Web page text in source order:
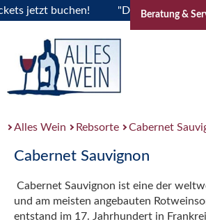
jetzt buchen! "Das Sommerfest
Beratung &
Alles Wein Rebsorte Cabernet
Cabernet Sauvignon
Cabernet Sauvignon ist eine der
und am meisten angebauten
entstand im 17. Jahrhundert in